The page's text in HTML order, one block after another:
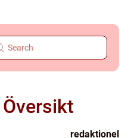
redaktionel